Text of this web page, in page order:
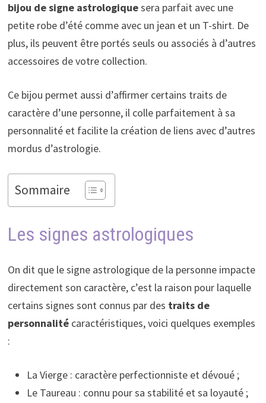
bijou de signe astrologiquesera parfait avec une
petite robe d’été comme avec un jean et un T-shirt. De
plus, ils peuvent être portés seuls ou associés à d’autres
accessoires de votre collection.
Ce bijou permet aussi d’affirmer certains traits de
caractère d’une personne, il colle parfaitement à sa
personnalité et facilite la création de liens avec d’autres
mordus d’astrologie.
Sommaire
Les signes astrologiques
On dit que le signe astrologique de la personne impacte
directement son caractère, c’est la raison pour laquelle
certains signes sont connus par des traits de
personnalitécaractéristiques, voici quelques exemples
:
La Vierge : caractère perfectionniste et dévoué ;
Le Taureau : connu pour sa stabilité et sa loyauté ;